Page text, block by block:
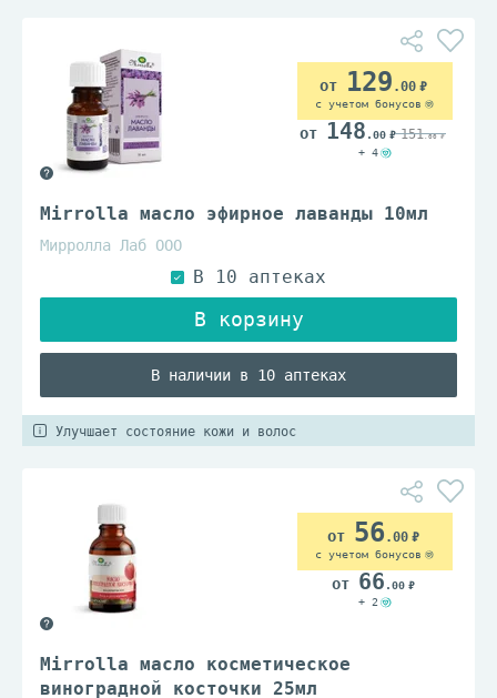
Mirrolla масло эфирное лаванды 10мл
Мирролла Лаб ООО
В наличии в 10 аптеках
129 .00
с учетом бонусов
148 .00 151.00
+ 4
Улучшает состояние кожи и волос
Mirrolla масло косметическое
виноградной косточки 25мл
56.00
с учетом бонусов
66 .00
+ 2